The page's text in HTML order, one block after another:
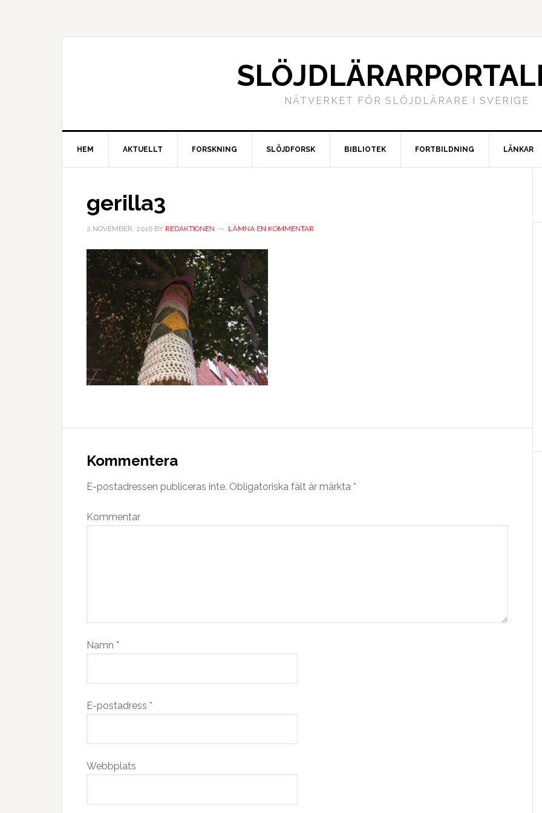
NÄTVERKET FÖR SLÖJDLÄRARE I SVERIGE
HEM AKTUELLT FORSKNING SLÖJDFORSK BIBLIOTEK FORTBILDNING LÄNKAR
gerilla3
2 NOVEMBER, 2016 BY REDAKTIONEN LÄMNA EN KOMMENTAR
Kommentera
E-postadressen publiceras inte. Obligatoriska fält är märkta *
Kommentar
Namn *
E-postadress *
Webbplats